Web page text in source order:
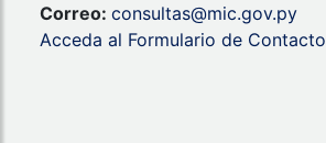
Correo: consultas@mic.gov.py
Acceda al Formulario de Contacto